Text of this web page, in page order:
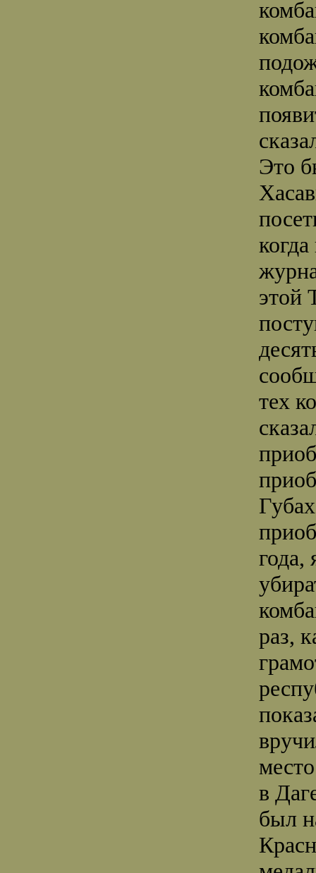
Это
этой
тех
года,
раз,
в
был